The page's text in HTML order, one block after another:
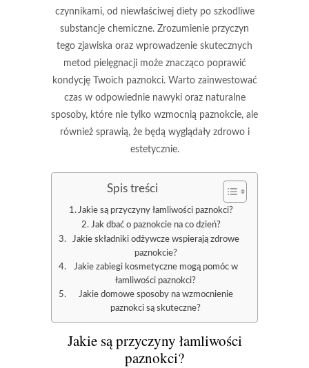
czynnikami, od niewłaściwej diety po szkodliwe
substancje chemiczne. Zrozumienie przyczyn
tego zjawiska oraz wprowadzenie skutecznych
metod pielęgnacji może znacząco poprawić
kondycję Twoich paznokci. Warto zainwestować
czas w odpowiednie nawyki oraz naturalne
sposoby, które nie tylko wzmocnią paznokcie, ale
również sprawią, że będą wyglądały zdrowo i
estetycznie.
Spis treści
Jakie są przyczyny łamliwości paznokci?
Jak dbać o paznokcie na co dzień?
Jakie składniki odżywcze wspierają zdrowe
paznokcie?
Jakie zabiegi kosmetyczne mogą pomóc w
łamliwości paznokci?
Jakie domowe sposoby na wzmocnienie
paznokci są skuteczne?
Jakie sąprzyczyny łamliwości
paznokci?